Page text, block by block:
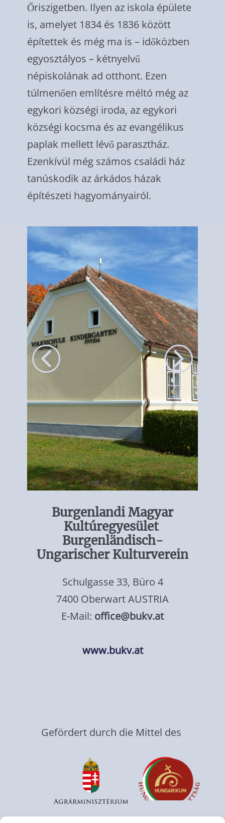
Őriszigetben. Ilyen az iskola épülete
is, amelyet 1834 és 1836 között
építettek és még ma is – időközben
egyosztályos – kétnyelvű
népiskolának ad otthont. Ezen
túlmenően említésre méltó még az
egykori községi iroda, az egykori
községi kocsma és az evangélikus
paplak mellett lévő parasztház.
Ezenkívül még számos családi ház
tanúskodik az árkádos házak
építészeti hagyományairól.
Burgenlandi Magyar
Kultúregyesület
Burgenländisch-
Ungarischer Kulturverein
Schulgasse 33, Büro 4
7400 Oberwart AUSTRIA
E-Mail: office@bukv.at
www.bukv.at
Gefördert durch die Mittel des